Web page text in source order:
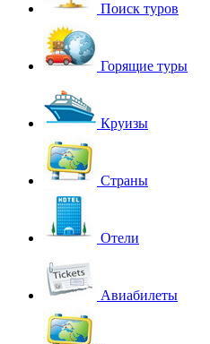
Поиск туров
Горящие туры
Круизы
Страны
Отели
Авиабилеты